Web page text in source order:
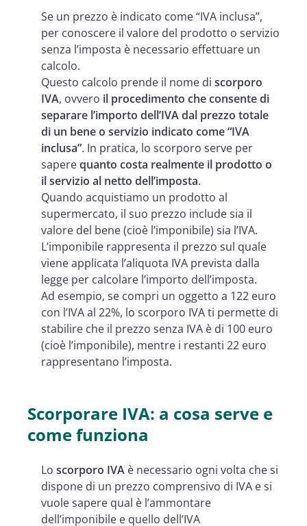
Se un prezzo è indicato come “IVA inclusa”,
per conoscere il valore del prodotto o servizio
senza l’imposta è necessario effettuare un
calcolo.
Questo calcolo prende il nome di scorporo
IVA, ovvero il procedimento che consente di
separare l’importo dell’IVA dal prezzo totale
di un bene o servizio indicato come “IVA
inclusa”. In pratica, lo scorporo serve per
saperequanto costa realmente il prodotto o
il servizio al netto dell’imposta.
Quando acquistiamo un prodotto al
supermercato, il suo prezzo include sia il
valore del bene (cioè l’imponibile) sia l’IVA.
L’imponibile rappresenta il prezzo sul quale
viene applicata l’aliquota IVA prevista dalla
legge per calcolare l’importo dell’imposta.
Ad esempio, se compri un oggetto a 122 euro
con l’IVA al 22%, lo scorporo IVA ti permette di
stabilire che il prezzo senza IVA è di 100 euro
(cioè l’imponibile), mentre i restanti 22 euro
rappresentano l’imposta.
Scorporare IVA: a cosa serve e
come funziona
Lo scorporo IVA è necessario ogni volta che si
dispone di un prezzo comprensivo di IVA e si
vuole sapere qual è l’ammontare
dell’imponibile e quello dell’IVA